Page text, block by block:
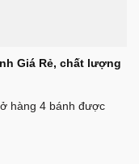
Giá Rẻ, chất lượng
hàng 4 bánh được